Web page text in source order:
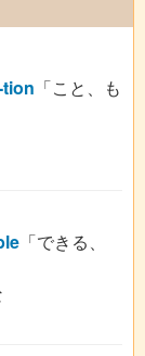
「こと、も
「できる、